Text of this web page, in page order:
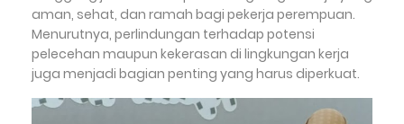
aman, sehat, dan ramah bagi pekerja perempuan.
Menurutnya, perlindungan terhadap potensi
pelecehan maupun kekerasan di lingkungan kerja
juga menjadi bagian penting yang harus diperkuat.